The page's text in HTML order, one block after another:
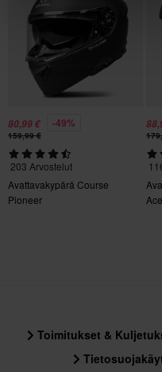
Sertifiointistandardi
80,99 € -49%
159,99 €
203 Arvostelut
Avattavakypärä Course
Pioneer
Toimitukset &